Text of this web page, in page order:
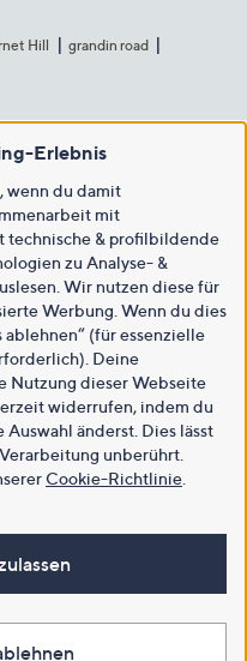
Hill
grandin road
Erlebnis
wenn du damit
mit
technische & profilbildende
zu Analyse- &
Wir nutzen diese für
Werbung. Wenn du dies
ablehnen“ (für essenzielle
Deine
Nutzung dieser Webseite
widerrufen, indem du
änderst. Dies lässt
unberührt.
Cookie-Richtlinie